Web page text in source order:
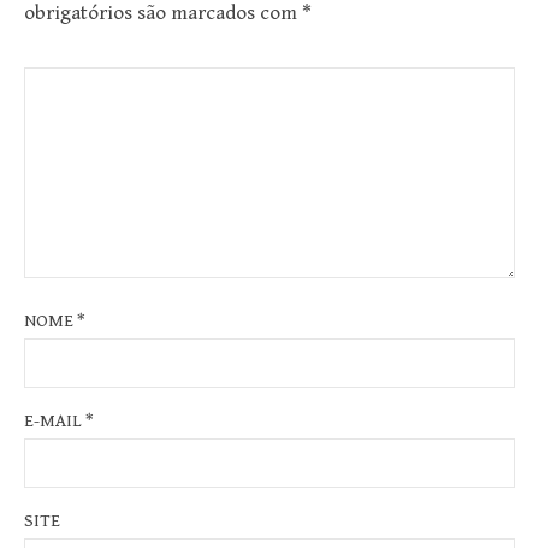
obrigatórios são marcados com *
NOME*
E-MAIL*
SITE